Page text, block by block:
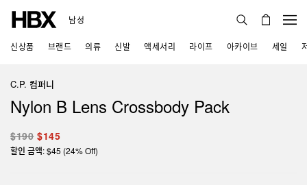
남성
신상품 브랜드 의류 신발 액세서리 라이프 아카이브 세일
C.P. 컴퍼니
Nylon B Lens Crossbody Pack
$190 $145
할인 금액: $45 (24% Off)